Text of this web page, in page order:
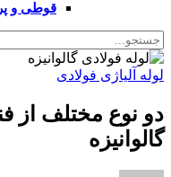
قوطی و
لوله آلیاژی فولادی
دو نوع مختلف از
گالوانیزه